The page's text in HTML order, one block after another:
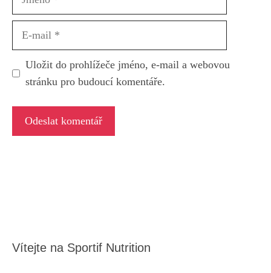
Uložit do prohlížeče jméno, e-mail a webovou
stránku pro budoucí komentáře.
Vítejte na Sportif Nutrition